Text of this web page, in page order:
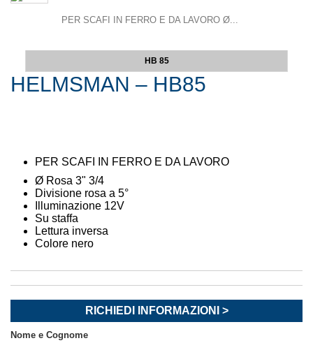
PER SCAFI IN FERRO E DA LAVORO Ø...
HB 85
HELMSMAN – HB85
PER SCAFI IN FERRO E DA LAVORO
Ø Rosa 3" 3/4
Divisione rosa a 5°
Illuminazione 12V
Su staffa
Lettura inversa
Colore nero
RICHIEDI INFORMAZIONI >
Nome e Cognome